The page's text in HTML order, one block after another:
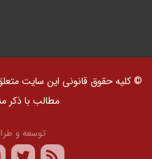
© کلیه حقوق قانونی این سایت
مطالب با ذکر
توسعه و